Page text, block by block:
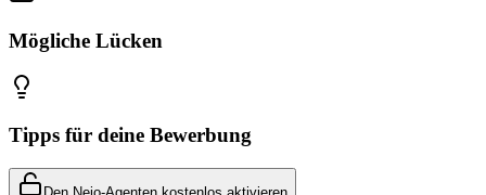
Mögliche Lücken
Tipps für deine Bewerbung